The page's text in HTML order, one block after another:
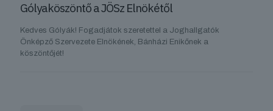
Gólyaköszöntő a JÖSz Elnökétől
Kedves Gólyák! Fogadjátok szeretettel a Joghallgatók
Önképző Szervezete Elnökének, Bánházi Enikőnek a
köszöntőjét!